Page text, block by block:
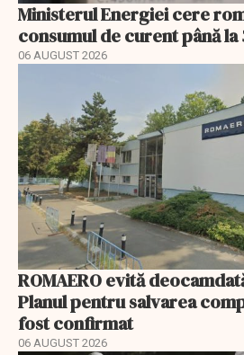
Ministerul Energiei cere
consumul de curent până la
06 AUGUST 2026
ROMAERO evită
Planul pentru salvarea
fost confirmat
06 AUGUST 2026